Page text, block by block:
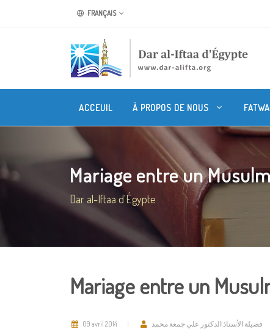
FRANÇAIS
ACCEUIL À PROPOS DE NOUS
Mariage entre un
Dar al-Iftaa d'Égypte
Mariage entre un
09 avril 2014 فضيلة الأستاذ الدكتور علي جمعة محمد